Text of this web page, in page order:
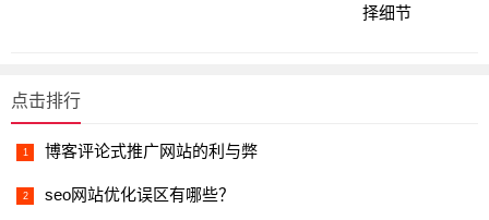
点击排行
博客评论式推广网站的利与弊
seo网站优化误区有哪些？